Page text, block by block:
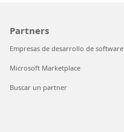
Partners
Empresas de desarrollo de software
Microsoft Marketplace
Buscar un partner